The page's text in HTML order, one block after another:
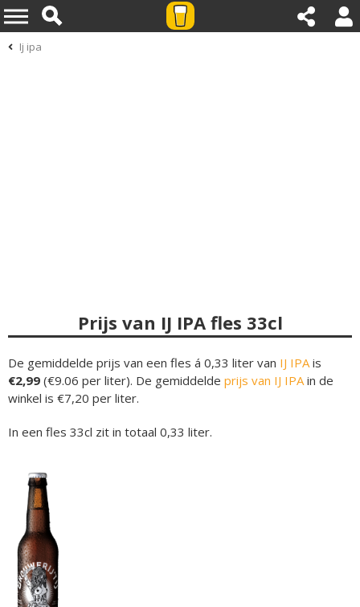
Ij ipa
Prijs van IJ IPA fles 33cl
De gemiddelde prijs van een fles á 0,33 liter van IJ IPAis
€2,99 (€9.06 per liter). De gemiddelde prijs van IJ IPAin de
winkel is €7,20 per liter.
In een fles 33cl zit in totaal 0,33 liter.